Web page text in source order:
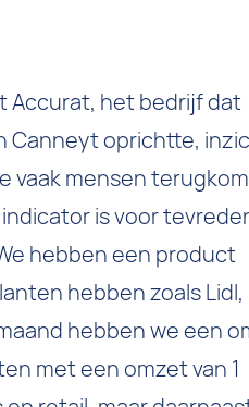
Accurat, het bedrijf dat
Canneyt oprichtte,
vaak mensen
is voor
hebben een product
hebben zoals Lidl,
hebben we een
met een omzet van 1